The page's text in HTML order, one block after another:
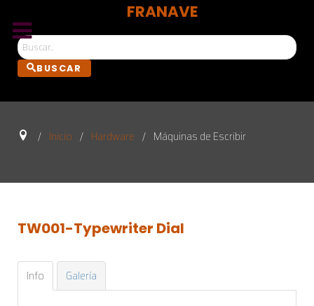
FRANAVE
BUSCAR
Inicio Hardware Máquinas de Escribir
TW001-Typewriter Dial
Info Galería